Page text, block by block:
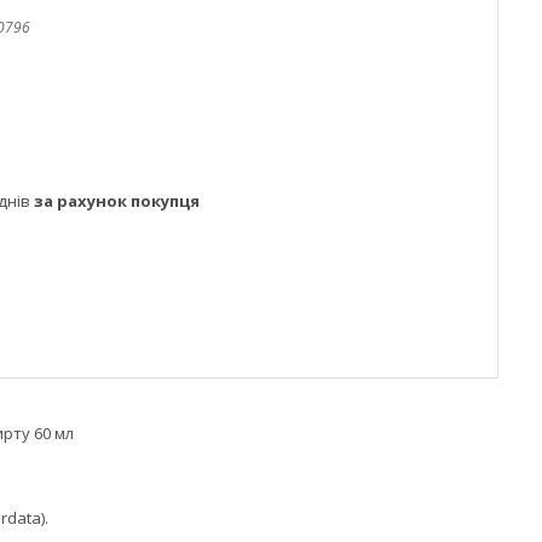
за рахунок покупця
60 мл